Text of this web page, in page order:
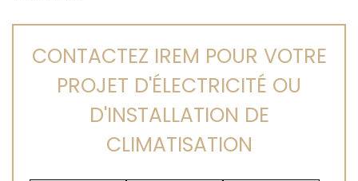
CONTACTEZ IREM POUR VOTRE
PROJET D'ÉLECTRICITÉ OU
D'INSTALLATION DE
CLIMATISATION